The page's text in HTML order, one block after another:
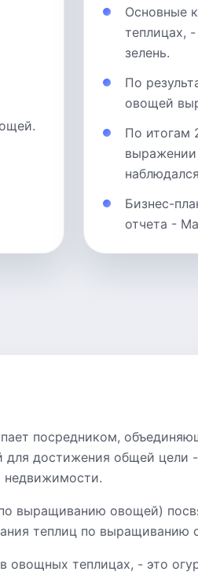
Основные
теплицах,
зелень.
По
овощей
По итогам
выражении
Бизнес-
отчета -
посредником,
достижения общей цели
недвижимости.
выращиванию овощей)
теплиц по выращиванию
овощных теплицах, - это